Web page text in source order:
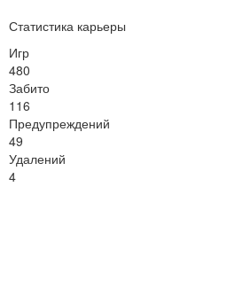
Статистика карьеры
Игр
480
Забито
116
Предупреждений
49
Удалений
4